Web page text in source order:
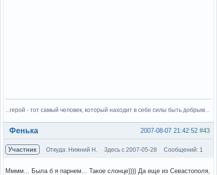
...герой - тот самый человек, который находит в себе силы быть добрым...
Вне форума #43
2007-08-07 21:42:52
Фенька
Участник Откуда: Нижний Н. Здесь с 2007-05-28 Сообщений: 1
Мммм... Была б я парнем... Такое слонце)))) Да еще из Севастополя,